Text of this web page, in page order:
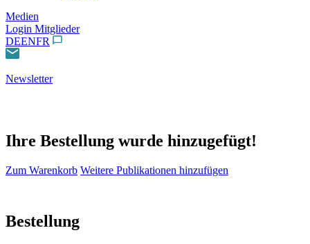
Medien
Login Mitglieder
DEENFR
Newsletter
Ihre Bestellung wurde hinzugefügt!
Zum Warenkorb Weitere Publikationen hinzufügen
Bestellung